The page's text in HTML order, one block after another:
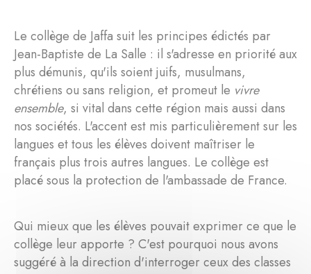
Le collège de Jaffa suit les principes édictés par
Jean-Baptiste de La Salle : il s'adresse en priorité aux
plus démunis, qu'ils soient juifs, musulmans,
chrétiens ou sans religion, et promeut le vivre
ensemble, si vital dans cette région mais aussi dans
nos sociétés. L'accent est mis particulièrement sur les
langues et tous les élèves doivent maîtriser le
français plus trois autres langues. Le collège est
placé sous la protection de l'ambassade de France.
Qui mieux que les élèves pouvait exprimer ce que le
collège leur apporte ? C'est pourquoi nous avons
suggéré à la direction d'interroger ceux des classes